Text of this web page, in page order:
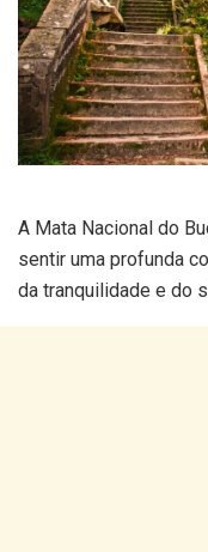
A Mata Nacional do
sentir uma profunda
da tranquilidade e do